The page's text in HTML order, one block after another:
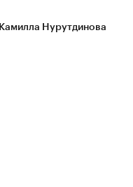
Камилла Нурутдинова